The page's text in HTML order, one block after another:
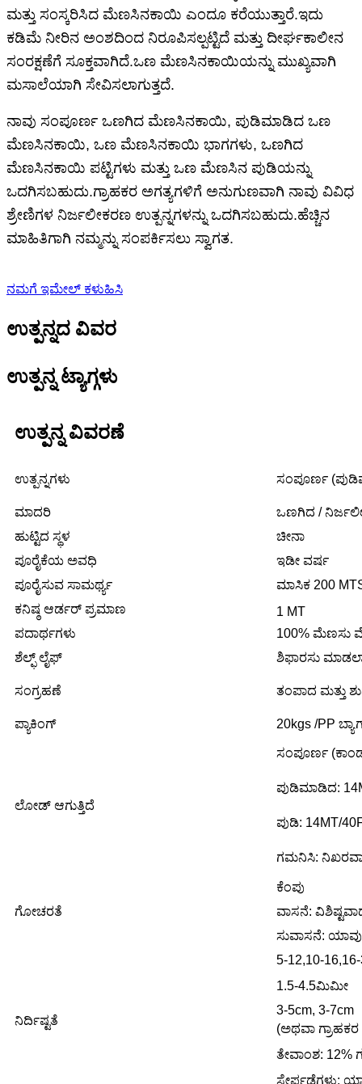
ಮತ್ತು ಸಂಸ್ಕರಿಸಿದ ಮೆಣಸಿನಕಾಯಿ ಎಂದೂ ಕರೆಯುತ್ತಾರೆ.ಇದು
ಕಡಿಮೆ ನೀರಿನ ಅಂಶದಿಂದ ನಿರೂಪಿಸಲ್ಪಟ್ಟಿದೆ ಮತ್ತು ದೀರ್ಘಕಾಲೀನ
ಸಂರಕ್ಷಣೆಗೆ ಸೂಕ್ತವಾಗಿದೆ.ಒಣ ಮೆಣಸಿನಕಾಯಿಯನ್ನು ಮುಖ್ಯವಾಗಿ
ಮಸಾಲೆಯಾಗಿ ಸೇವಿಸಲಾಗುತ್ತದೆ.
ನಾವು ಸಂಪೂರ್ಣ ಒಣಗಿದ ಮೆಣಸಿನಕಾಯಿ, ಪುಡಿಮಾಡಿದ ಒಣ
ಮೆಣಸಿನಕಾಯಿ, ಒಣ ಮೆಣಸಿನಕಾಯಿ ಭಾಗಗಳು, ಒಣಗಿದ
ಮೆಣಸಿನಕಾಯಿ ಪಟ್ಟಿಗಳು ಮತ್ತು ಒಣ ಮೆಣಸಿನ ಪುಡಿಯನ್ನು
ಒದಗಿಸಬಹುದು.ಗ್ರಾಹಕರ ಅಗತ್ಯಗಳಿಗೆ ಅನುಗುಣವಾಗಿ ನಾವು ವಿವಿಧ
ಶ್ರೇಣಿಗಳ ನಿರ್ಜಲೀಕರಣ ಉತ್ಪನ್ನಗಳನ್ನು ಒದಗಿಸಬಹುದು.ಹೆಚ್ಚಿನ
ಮಾಹಿತಿಗಾಗಿ ನಮ್ಮನ್ನು ಸಂಪರ್ಕಿಸಲು ಸ್ವಾಗತ.
ನಮಗೆ ಇಮೇಲ್ ಕಳುಹಿಸಿ
ಉತ್ಪನ್ನದ ವಿವರ
ಉತ್ಪನ್ನ ಟ್ಯಾಗ್ಗಳು
ಉತ್ಪನ್ನ ವಿವರಣೆ
ಉತ್ಪನ್ನಗಳು ಸಂಪೂರ್ಣ
ಮಾದರಿ
ಒಣಗಿದ /
ಹುಟ್ಟಿದ ಸ್ಥಳ
ಚೀನಾ
ಪೂರೈಕೆಯ ಅವಧಿ
ಇಡೀ ವರ್ಷ
ಪೂರೈಸುವ ಸಾಮರ್ಥ್ಯ
ಮಾಸಿಕ 200
ಕನಿಷ್ಠ ಆರ್ಡರ್ ಪ್ರಮಾಣ
1 MT
ಪದಾರ್ಥಗಳು
100% ಮೆಣಸು
ಶೆಲ್ಫ್ ಲೈಫ್
ಶಿಫಾರಸು
ಸಂಗ್ರಹಣೆ ತಂಪಾದ ಮತ್ತು
ಪ್ಯಾಕಿಂಗ್ 20kgs /PP
ಲೋಡ್ ಆಗುತ್ತಿದೆ
ಸಂಪೂರ್ಣ
ಪುಡಿಮಾಡಿದ:
ಪುಡಿ: 14MT/
ಗಮನಿಸಿ:
ಗೋಚರತೆ
ಕೆಂಪು
ವಾಸನೆ:
ಸುವಾಸನೆ:
ನಿರ್ದಿಷ್ಟತೆ
5-12,10-
1.5-4.5ಮಿಮೀ
3-5cm, 3-7cm
(ಅಥವಾ ಗ್ರಾಹಕರ
ತೇವಾಂಶ: 12%
ಸೇರ್ಪಡೆಗಳು: